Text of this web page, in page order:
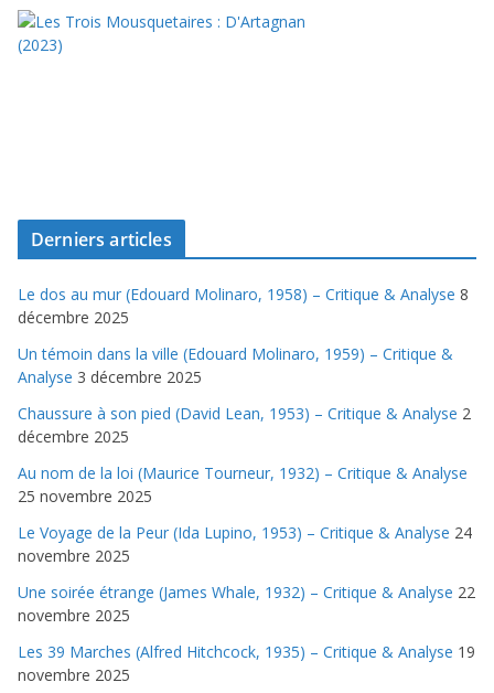
Derniers articles
Le dos au mur (Edouard Molinaro, 1958) – Critique & Analyse 8
décembre 2025
Un témoin dans la ville (Edouard Molinaro, 1959) – Critique &
Analyse 3 décembre 2025
Chaussure à son pied (David Lean, 1953) – Critique & Analyse 2
décembre 2025
Au nom de la loi (Maurice Tourneur, 1932) – Critique & Analyse
25 novembre 2025
Le Voyage de la Peur (Ida Lupino, 1953) – Critique & Analyse 24
novembre 2025
Une soirée étrange (James Whale, 1932) – Critique & Analyse 22
novembre 2025
Les 39 Marches (Alfred Hitchcock, 1935) – Critique & Analyse 19
novembre 2025